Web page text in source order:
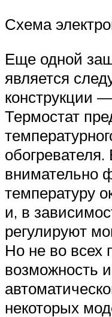
Схема
Еще одной
является
конструкции
Термостат
обогревателя.
внимательно
температуру
и, в
регулируют
Но не во всех
возможность
некоторых